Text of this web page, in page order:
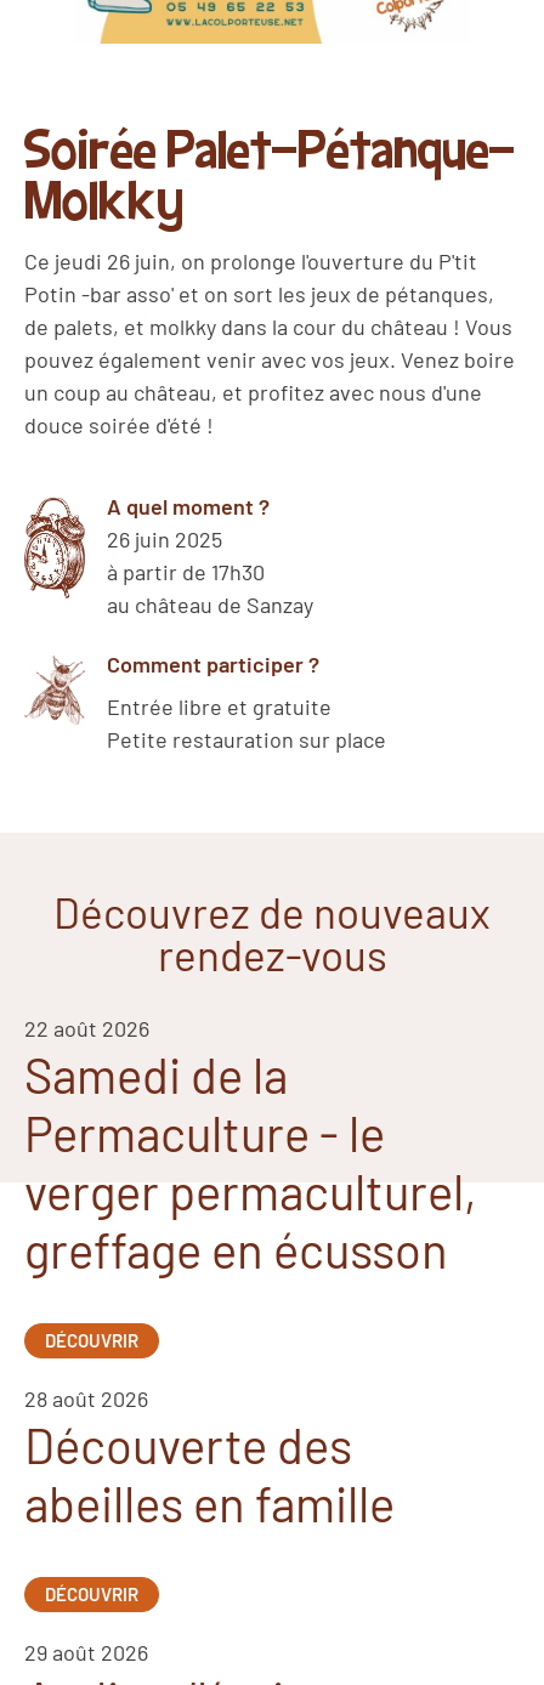
Soirée Palet-Pétanque-
Molkky
Ce jeudi 26 juin, on prolonge l'ouverture du P'tit
Potin -bar asso' et on sort les jeux de pétanques,
de palets, et molkky dans la cour du château ! Vous
pouvez également venir avec vos jeux. Venez boire
un coup au château, et profitez avec nous d'une
douce soirée d'été !
A quel moment ?
26 juin 2025
à partir de 17h30
au château de Sanzay
Comment participer ?
Entrée libre et gratuite
Petite restauration sur place
Découvrez de nouveaux
rendez-vous
22 août 2026
Samedi de la
Permaculture - le
verger permaculturel,
greffage en écusson
DÉCOUVRIR
28 août 2026
Découverte des
abeilles en famille
DÉCOUVRIR
29 août 2026